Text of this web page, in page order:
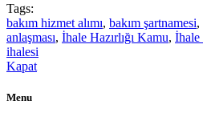
Tags:
bakım hizmet alımı, bakım şartnamesi,
anlaşması, İhale Hazırlığı Kamu, İhale
ihalesi
Kapat
Menu